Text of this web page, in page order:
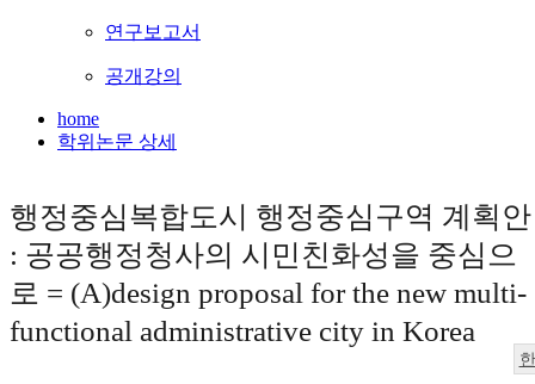
연구보고서
공개강의
home
학위논문 상세
행정중심복합도시 행정중심구역 계획안
: 공공행정청사의 시민친화성을 중심으
로 = (A)design proposal for the new multi-
functional administrative city in Korea